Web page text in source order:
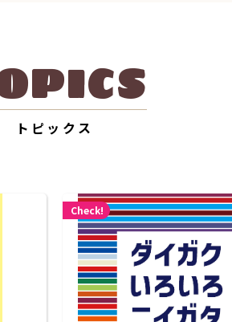
トピックス
Check!